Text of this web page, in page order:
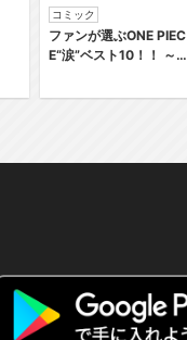
コミック
ファンが選ぶONE PIEC
E“涙”ベスト10！！ ～サ
～ カラー版